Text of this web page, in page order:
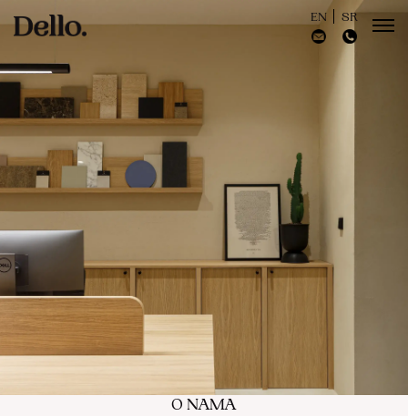
EN SR
O NAMA